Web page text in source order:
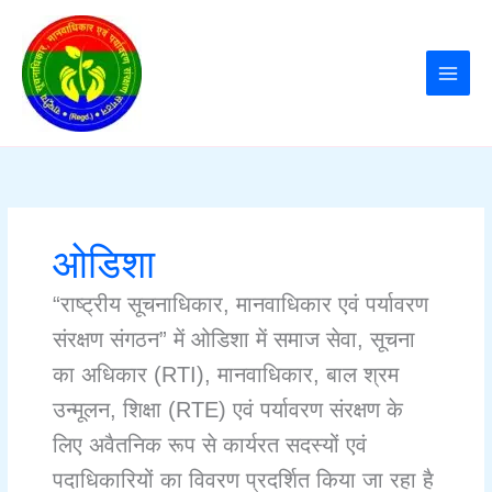
content
ओडिशा
“राष्ट्रीय सूचनाधिकार, मानवाधिकार एवं पर्यावरण
संरक्षण संगठन” में ओडिशा में समाज सेवा, सूचना
का अधिकार (RTI), मानवाधिकार, बाल श्रम
उन्मूलन, शिक्षा (RTE) एवं पर्यावरण संरक्षण के
लिए अवैतनिक रूप से कार्यरत सदस्यों एवं
पदाधिकारियों का विवरण प्रदर्शित किया जा रहा है